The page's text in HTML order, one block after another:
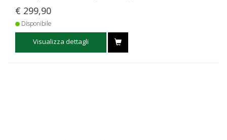
€ 299,90
Disponibile
Visualizza dettagli